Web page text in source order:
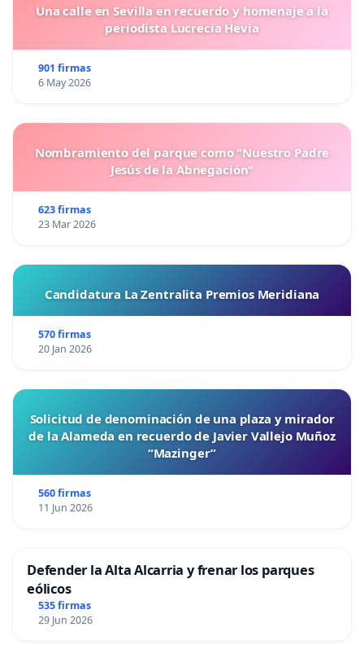
Una calle en Sevilla en recuerdo y homenaje a la
periodista Lucrecia Hevia
901 firmas
6 May 2026
Nombramiento del parque como "Nuestro Padre
Jesús de la Abnegación"
623 firmas
23 Mar 2026
Candidatura La Zentralita Premios Meridiana
570 firmas
20 Jan 2026
Solicitud de denominación de una plaza y mirador
de la Alameda en recuerdo de Javier Vallejo Muñoz
“Mazinger”
560 firmas
11 Jun 2026
Defender la Alta Alcarria y frenar los parques
eólicos
535 firmas
29 Jun 2026